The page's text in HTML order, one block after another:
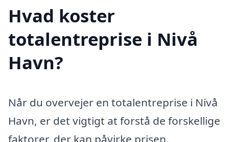
Hvad koster
totalentreprise i Nivå
Havn?
Når du overvejer en totalentreprise i Nivå
Havn, er det vigtigt at forstå de forskellige
faktorer, der kan påvirke prisen.